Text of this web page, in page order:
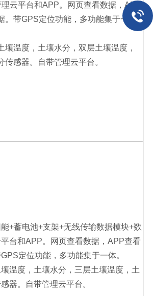
云平台和APP。网页查看数据，APP
。带GPS定位功能，多功能集于一
壤温度，土壤水分，双层土壤温度，
传感器。自带管理云平台。
+蓄电池+支架+无线传输数据模块+数
台和APP。网页查看数据，APP查看
定位功能，多功能集于一体。
温度，土壤水分，三层土壤温度，土
器。自带管理云平台。